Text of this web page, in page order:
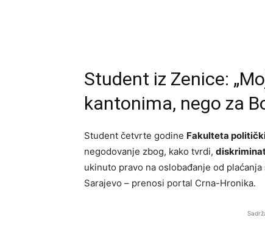
Student iz Zenice:
kantonima, nego za
Student četvrte godine Fakulteta
negodovanje zbog, kako tvrdi,
ukinuto pravo na oslobađanje od
Sarajevo – prenosi portal Crna-Hronika.